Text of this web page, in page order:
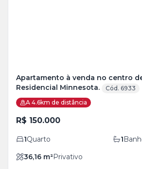
Apartamento à venda no centro
Residencial Minnesota.
Cód. 6933
A 4.6km de distância
R$ 150.000
1Quarto 1
36,16 m²Privativo